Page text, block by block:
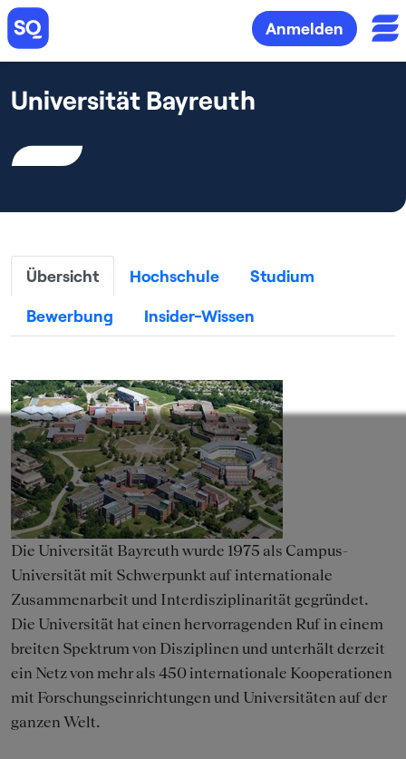
Anmelden
Universität Bayreuth
Übersicht Hochschule
Studium
Bewerbung
Insider-Wissen
Die Universität Bayreuth wurde 1975 als Campus-
Universität mit Schwerpunkt auf internationale
Zusammenarbeit und Interdisziplinarität gegründet.
Die Universität hat einen hervorragenden Ruf in einem
breiten Spektrum von Disziplinen und unterhält derzeit
ein Netz von mehr als 450 internationale Kooperationen
mit Forschungseinrichtungen und Universitäten auf der
ganzen Welt.